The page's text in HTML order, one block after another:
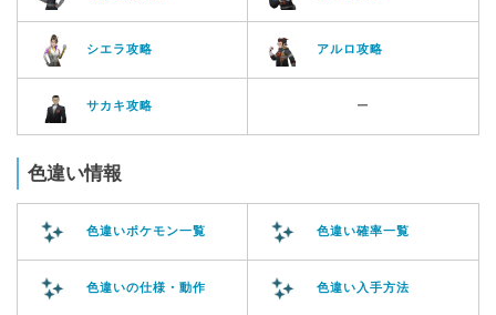
シエラ攻略 アルロ攻略
サカキ攻略 ー
色違い情報
色違いポケモン一覧 色違い確率一覧
色違いの仕様・動作 色違い入手方法